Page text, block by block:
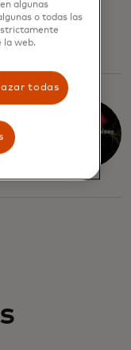
algunas
o todas las
la web.
todas